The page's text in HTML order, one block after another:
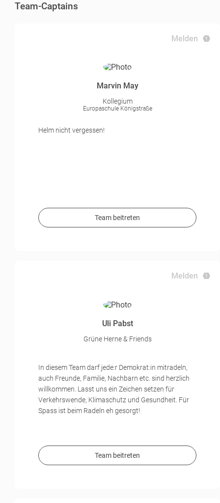
Team-Captains
Melden
Marvin May
Kollegium
Europaschule Königstraße
Helm nicht vergessen!
Team beitreten
Melden
Uli Pabst
Grüne Herne & Friends
In diesem Team darf jede:r Demokrat:in mitradeln,
auch Freunde, Familie, Nachbarn etc. sind herzlich
willkommen. Lasst uns ein Zeichen setzen für
Verkehrswende, Klimaschutz und Gesundheit. Für
Spass ist beim Radeln eh gesorgt!
Team beitreten